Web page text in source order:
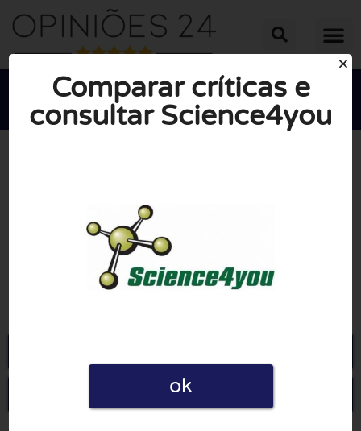

Escrever uma opinião
Comparar críticas e
consultar Science4you
ok